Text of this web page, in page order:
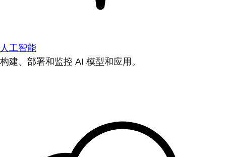
人工智能
构建、部署和监控 AI 模型和应用。